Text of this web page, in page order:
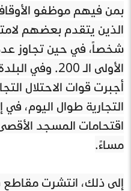
بمن فيهم موظفو
شخصاً، في حين تجاوز
الأولى الـ
أجبرت قوات الاحتلال
التجارية طوال اليوم، في
اقتحامات المسجد
مساءً.
إلى ذلك، انتشرت مقاطع